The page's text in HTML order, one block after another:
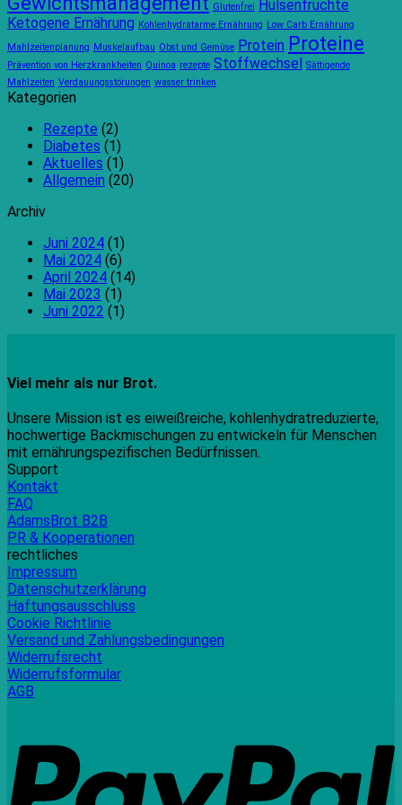
Glutenfrei Hülsenfrüchte
Ketogene Ernährung Kohlenhydratarme Ernährung Low Carb Ernährung
Mahlzeitenplanung Muskelaufbau Obst und Gemüse Protein Proteine
Prävention von Herzkrankheiten Quinoa rezepte Stoffwechsel Sättigende
Mahlzeiten Verdauungsstörungen wasser trinken
Kategorien
Rezepte (2)
Diabetes (1)
Aktuelles (1)
Allgemein (20)
Archiv
Juni 2024 (1)
Mai 2024 (6)
April 2024 (14)
Mai 2023 (1)
Juni 2022 (1)
Viel mehr als nur Brot.
Unsere Mission ist es eiweißreiche, kohlenhydratreduzierte,
hochwertige Backmischungen zu entwickeln für Menschen
mit ernährungspezifischen Bedürfnissen.
Support
Kontakt
FAQ
AdamsBrot B2B
PR & Kooperationen
rechtliches
Impressum
Datenschutzerklärung
Haftungsausschluss
Cookie Richtlinie
Versand und Zahlungsbedingungen
Widerrufsrecht
Widerrufsformular
AGB